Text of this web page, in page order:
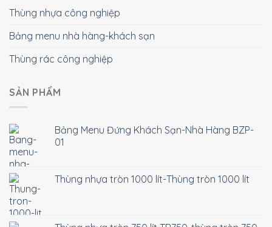
Thùng nhựa công nghiệp
Bảng menu nhà hàng-khách sạn
Thùng rác công nghiệp
SẢN PHẨM
Bảng Menu Đứng Khách Sạn-Nhà Hàng BZP-
01
Thùng nhựa tròn 1000 lít-Thùng tròn 1000 lít